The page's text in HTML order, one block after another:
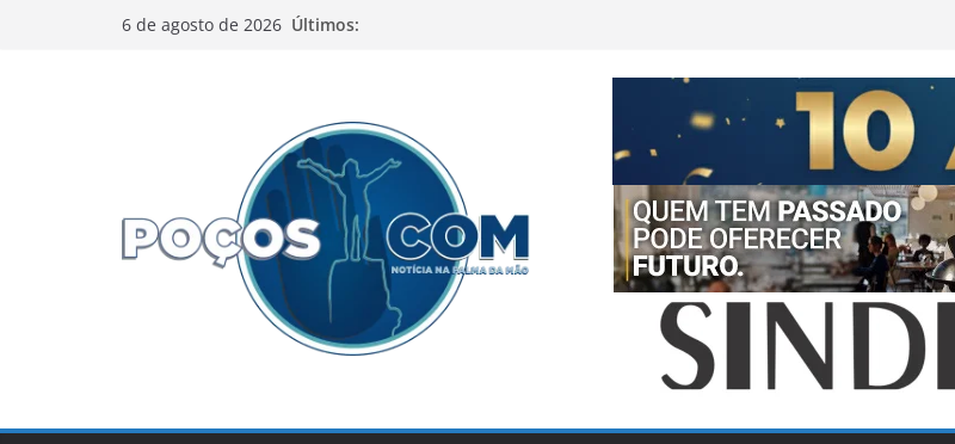
6 de agosto de 2026 Últimos: